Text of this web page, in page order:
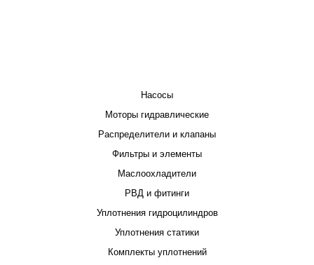
Насосы
Моторы гидравлические
Распределители и клапаны
Фильтры и элементы
Маслоохладители
РВД и фитинги
Уплотнения гидроцилиндров
Уплотнения статики
Комплекты уплотнений